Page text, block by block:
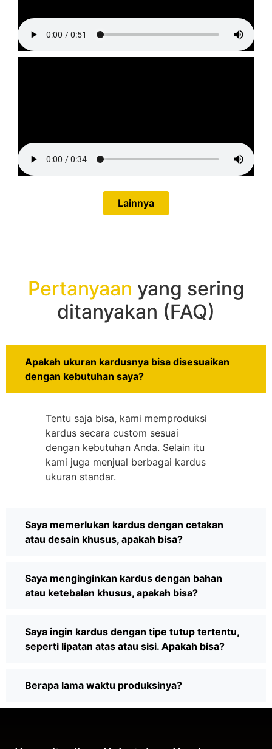
Lainnya
Pertanyaan yang sering
ditanyakan (FAQ)
Apakah ukuran kardusnya bisa disesuaikan
dengan kebutuhan saya?
Tentu saja bisa, kami memproduksi
kardus secara custom sesuai
dengan kebutuhan Anda. Selain itu
kami juga menjual berbagai kardus
ukuran standar.
Saya memerlukan kardus dengan cetakan
atau desain khusus, apakah bisa?
Saya menginginkan kardus dengan bahan
atau ketebalan khusus, apakah bisa?
Saya ingin kardus dengan tipe tutup tertentu,
seperti lipatan atas atau sisi. Apakah bisa?
Berapa lama waktu produksinya?